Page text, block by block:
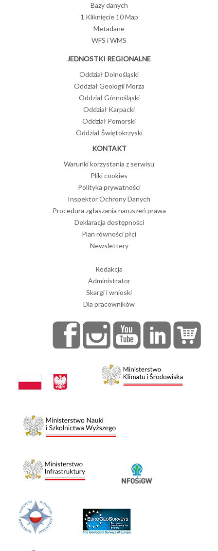
Bazy danych
1 Kliknięcie 10 Map
Metadane
WFS i WMS
JEDNOSTKI REGIONALNE
Oddział Dolnośląski
Oddział Geologii Morza
Oddział Górnośląski
Oddział Karpacki
Oddział Pomorski
Oddział Świętokrzyski
KONTAKT
Warunki korzystania z serwisu
Pliki cookies
Polityka prywatności
Inspektor Ochrony Danych
Procedura zgłaszania naruszeń prawa
Deklaracja dostępności
Plan równości płci
Newslettery
Redakcja
Administrator
Skargi i wnioski
Dla pracowników